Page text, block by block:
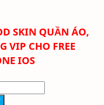
SKIN QUẦN ÁO,
VIP CHO FREE
IOS